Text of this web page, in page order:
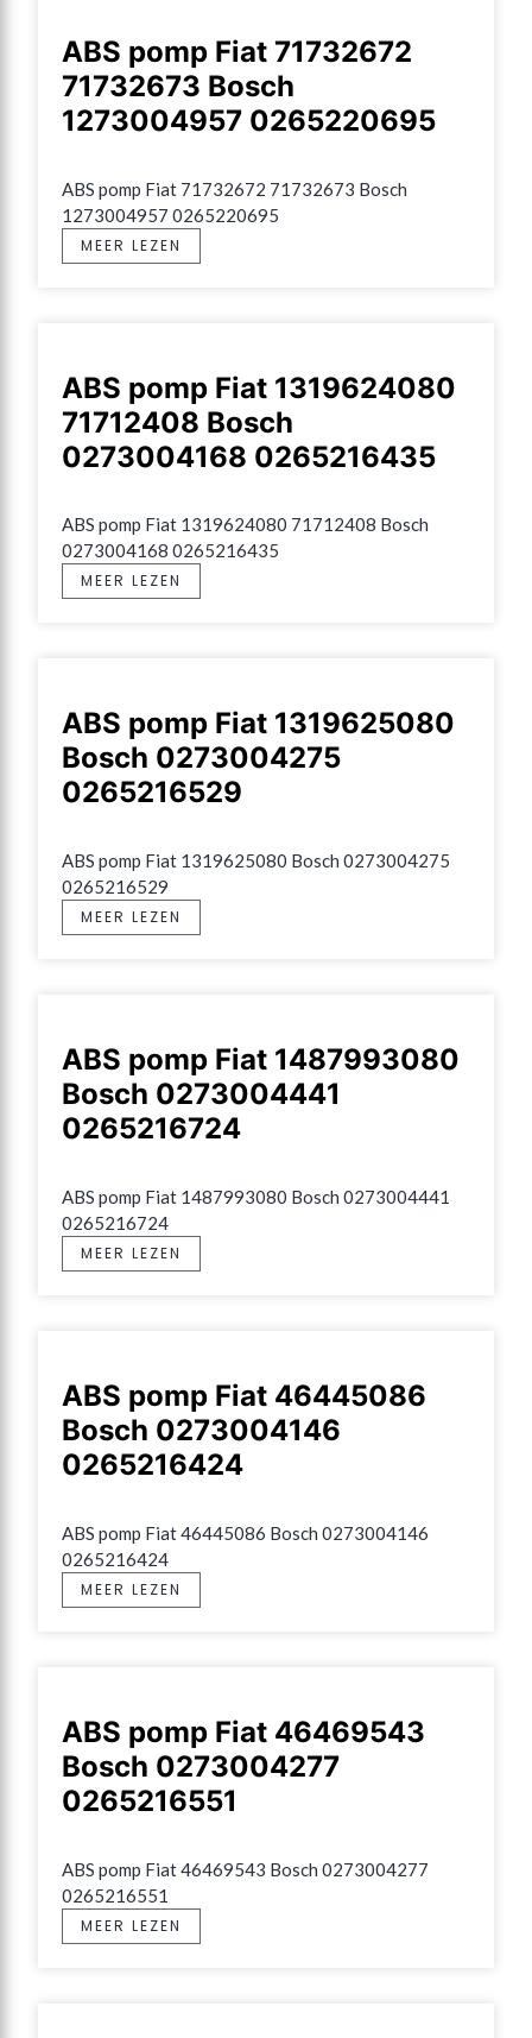
ABS pomp Fiat 71732672
71732673 Bosch
1273004957 0265220695
ABS pomp Fiat 71732672 71732673 Bosch
1273004957 0265220695
MEER LEZEN
ABS pomp Fiat 1319624080
71712408 Bosch
0273004168 0265216435
ABS pomp Fiat 1319624080 71712408 Bosch
0273004168 0265216435
MEER LEZEN
ABS pomp Fiat 1319625080
Bosch 0273004275
0265216529
ABS pomp Fiat 1319625080 Bosch 0273004275
0265216529
MEER LEZEN
ABS pomp Fiat 1487993080
Bosch 0273004441
0265216724
ABS pomp Fiat 1487993080 Bosch 0273004441
0265216724
MEER LEZEN
ABS pomp Fiat 46445086
Bosch 0273004146
0265216424
ABS pomp Fiat 46445086 Bosch 0273004146
0265216424
MEER LEZEN
ABS pomp Fiat 46469543
Bosch 0273004277
0265216551
ABS pomp Fiat 46469543 Bosch 0273004277
0265216551
MEER LEZEN